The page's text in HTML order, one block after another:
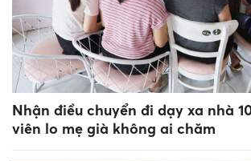
Nhận điều chuyển đi dạy xa nhà
viên lo mẹ già không ai chăm